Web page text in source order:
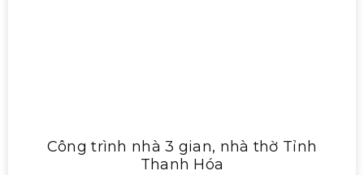
Công trình nhà 3 gian, nhà thờ Tỉnh
Thanh Hóa